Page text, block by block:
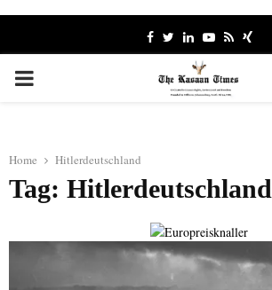
Facebook
TwitterLinkedinYoutube
RssXing
PRIMARY
Home Hitlerdeutschland
Tag: Hitlerdeutschland